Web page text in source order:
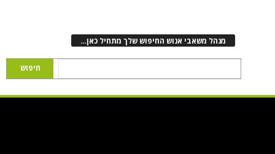
מנהל משאבי אנוש החיפוש שלך מתחיל כאן…